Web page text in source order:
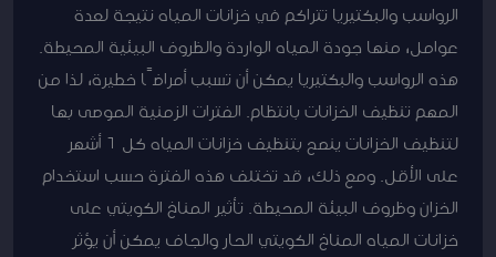
الرواسب والبكتيريا تتراكم في خزانات المياه نتيجة لعدة
عوامل، منها جودة المياه الواردة والظروف البيئية المحيطة.
هذه الرواسب والبكتيريا يمكن أن تسبب أمراضًا خطيرة، لذا من
المهم تنظيف الخزانات بانتظام. الفترات الزمنية الموصى بها
لتنظيف الخزانات ينصح بتنظيف خزانات المياه كل 6 أشهر
على الأقل. ومع ذلك، قد تختلف هذه الفترة حسب استخدام
الخزان وظروف البيئة المحيطة. تأثير المناخ الكويتي على
خزانات المياه المناخ الكويتي الحار والجاف يمكن أن يؤثر